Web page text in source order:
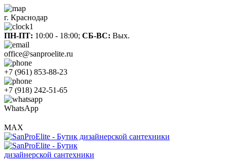
г. Краснодар
ПН-ПТ: 10:00 - 18:00; СБ-ВС: Вых.
office@sanproelite.ru
+7 (961) 853-88-23
+7 (918) 242-51-65
WhatsApp
MAX